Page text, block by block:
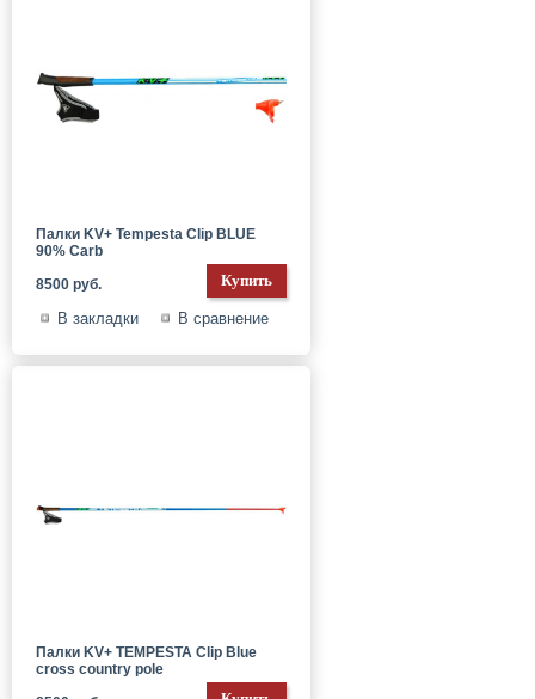
Палки KV+ Tempesta Clip BLUE
90% Carb
8500 руб.
В закладки В сравнение
Палки KV+ TEMPESTA Clip Blue
cross country pole